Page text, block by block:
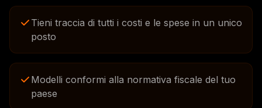
Tieni traccia di tutti i costi e le spese in un unico
posto
Modelli conformi alla normativa fiscale del tuo
paese